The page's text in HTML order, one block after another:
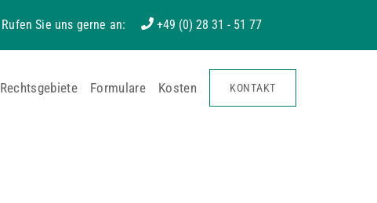
Rufen Sie uns gerne an: +49 (0) 28 31 - 51 77
Rechtsgebiete Formulare Kosten KONTAKT